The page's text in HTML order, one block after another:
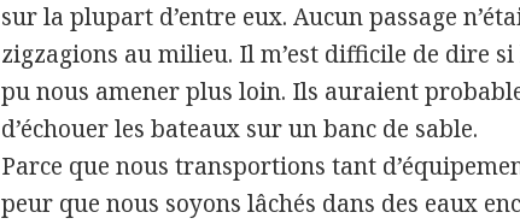
sur la plupart d’entre eux. Aucun passage
zigzagions au milieu. Il m’est difficile de dire
pu nous amener plus loin. Ils auraient
d’échouer les bateaux sur un banc de sable.
Parce que nous transportions tant
peur que nous soyons lâchés dans des eaux